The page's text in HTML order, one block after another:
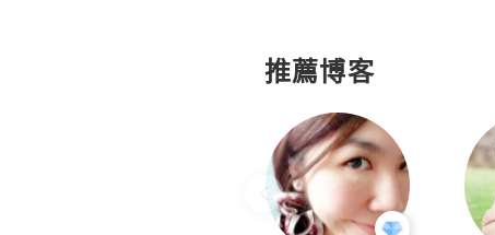
推薦博客